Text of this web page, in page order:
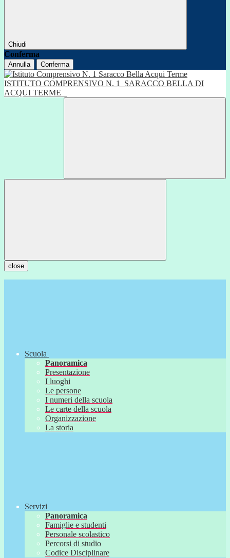
Chiudi
Conferma
Annulla Conferma
ISTITUTO COMPRENSIVO N. 1
SARACCO BELLA DI
ACQUI TERME
close
Scuola
Panoramica
Presentazione
I luoghi
Le persone
I numeri della scuola
Le carte della scuola
Organizzazione
La storia
Servizi
Panoramica
Famiglie e studenti
Personale scolastico
Percorsi di studio
Codice Disciplinare